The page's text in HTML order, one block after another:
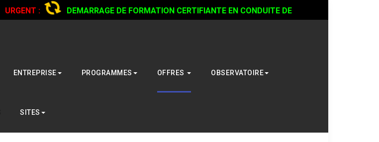
URGENT :
DEMARRAGE DE FORMATION CERTIFIANTE EN CONDUITE DE
CAMIONS...CLIQUER POUR LIRE
ENTREPRISE PROGRAMMES OFFRES OBSERVATOIRE
SITES